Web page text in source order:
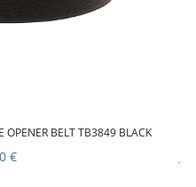
OPENER BELT TB3849 BLACK
€